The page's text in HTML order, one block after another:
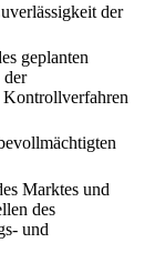
der
geplanten
der
Kontrollverfahren
Marktes und
des
und